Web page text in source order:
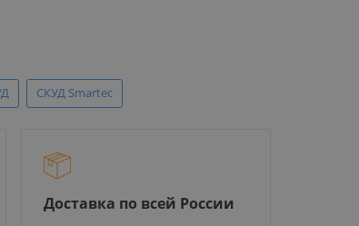
СКУД Smartec
Доставка по всей России